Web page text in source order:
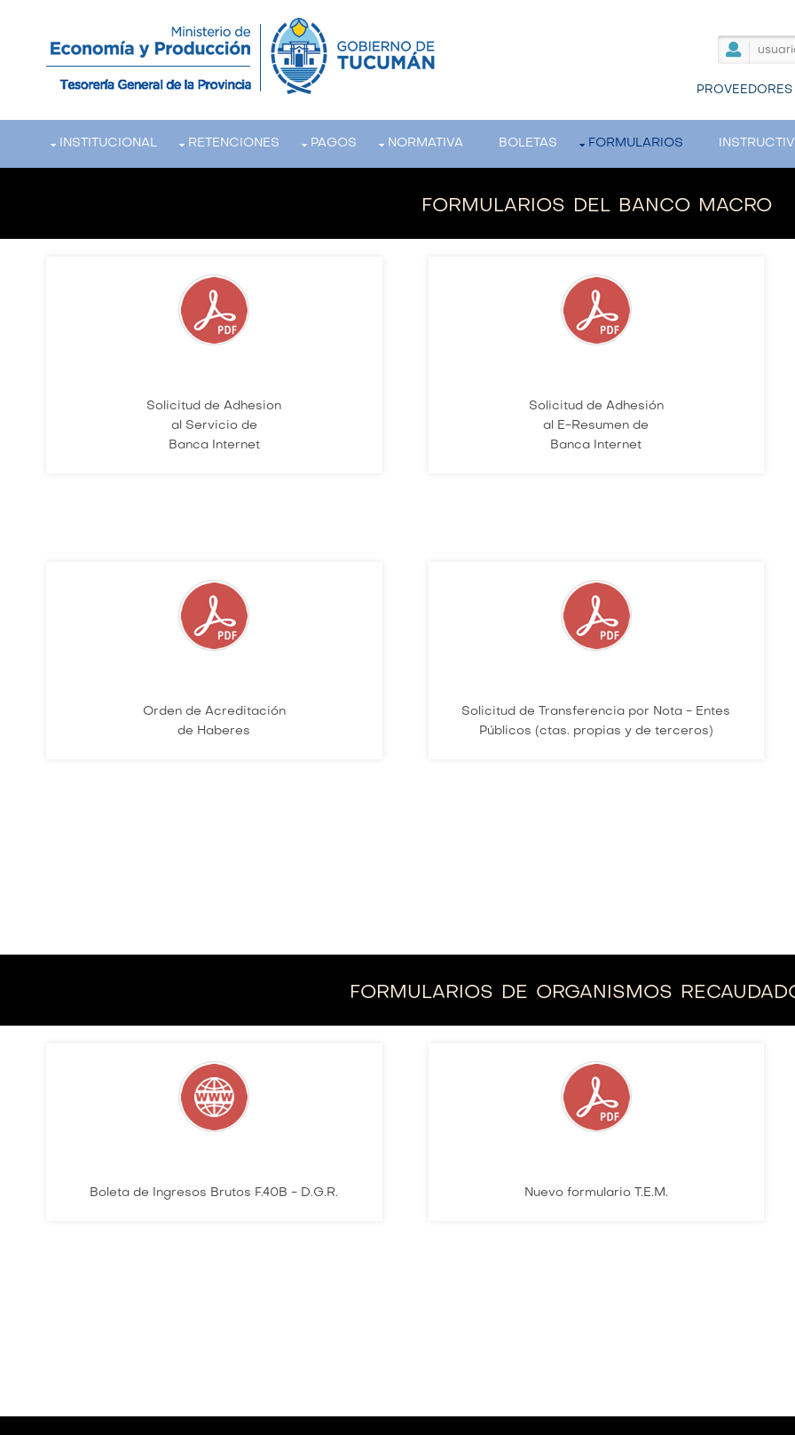
PROVEEDORES
INSTITUCIONAL RETENCIONES PAGOS NORMATIVA BOLETAS FORMULARIOS
formularios del banco macro
Solicitud de Adhesion
al Servicio de
Banca Internet
Solicitud de Adhesión
al E-Resumen de
Banca Internet
Orden de Acreditación
de Haberes
Solicitud de Transferencia por Nota - Entes
Públicos (ctas. propias y de terceros)
formularios de organismos
Boleta de Ingresos Brutos F.40B - D.G.R. Nuevo formulario T.E.M.